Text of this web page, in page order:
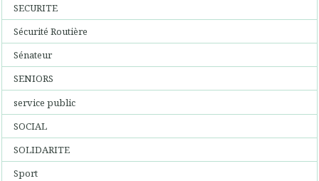
SECURITE
Sécurité Routière
Sénateur
SENIORS
service public
SOCIAL
SOLIDARITE
Sport